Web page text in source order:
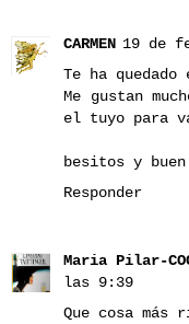
CARMEN 19 de
Te ha quedado
Me gustan
el tuyo para
besitos y
Responder
Maria Pilar-
las 9:39
Que cosa más